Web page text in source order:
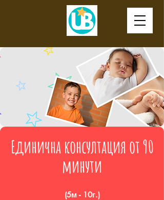
Единична консултация от 90
минути
(5м - 10г.)